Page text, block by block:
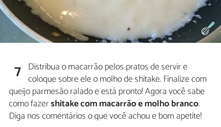
7 Distribua o macarrão pelos pratos de servir e
coloque sobre ele o molho de shitake. Finalize com
queijo parmesão ralado e está pronto! Agora você sabe
como fazershitake com macarrão e molho branco.
Diga nos comentários o que você achou e bom apetite!